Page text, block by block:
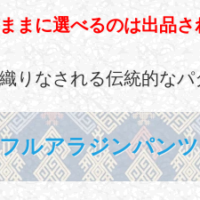
まに選べるのは出品
りなされる伝統的な
ルアラジンパン